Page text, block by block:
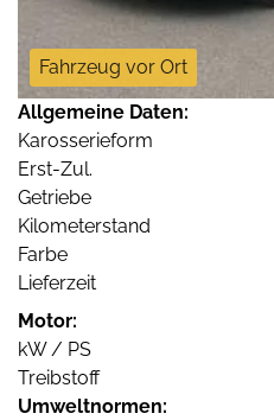
Fahrzeug vor Ort
Allgemeine Daten:
Karosserieform
Erst-Zul.
Getriebe
Kilometerstand
Farbe
Lieferzeit
Motor:
kW / PS
Treibstoff
Umweltnormen: